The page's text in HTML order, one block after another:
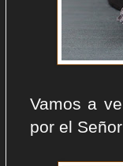
Vamos a
por el